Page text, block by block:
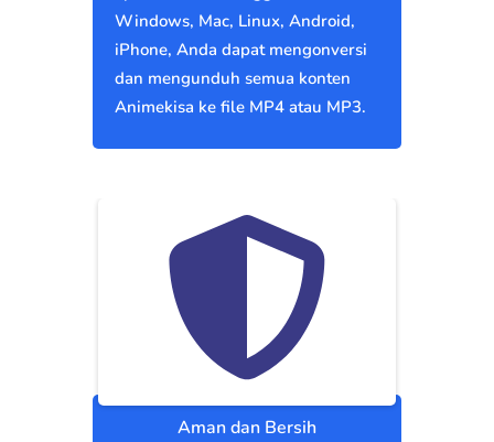
Windows, Mac, Linux, Android,
iPhone, Anda dapat mengonversi
dan mengunduh semua konten
Animekisa ke file MP4 atau MP3.
Aman dan Bersih